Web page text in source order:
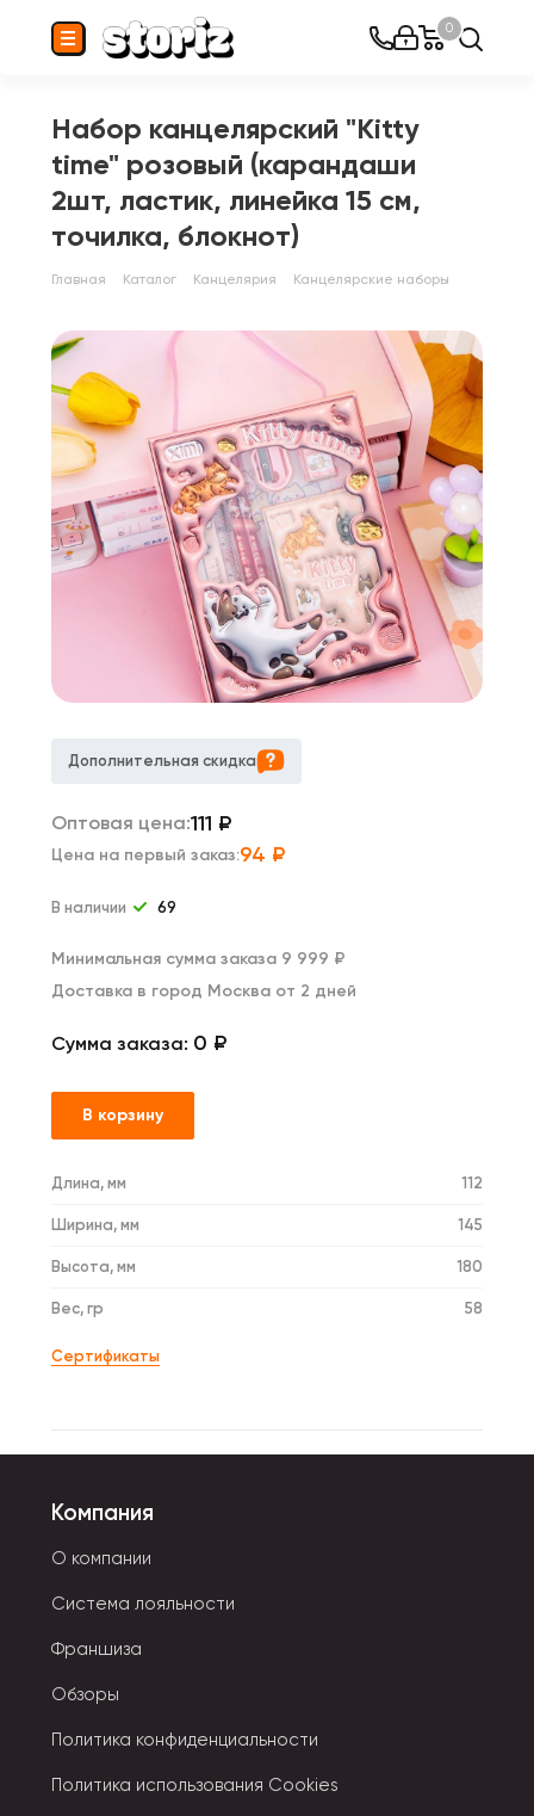
0
Набор канцелярский "Kitty
time" розовый (карандаши
2шт, ластик, линейка 15 см,
точилка, блокнот)
Главная Каталог Канцелярия Канцелярские наборы
Дополнительная скидка
Оптовая цена:111 ₽
Цена на первый заказ:94 ₽
В наличии 69
Минимальная сумма заказа 9 999 ₽
Доставка в город Москва от 2 дней
Сумма заказа: 0 ₽
В корзину
Длина, мм 112
Ширина, мм 145
Высота, мм 180
Вес, гр 58
Сертификаты
Компания
О компании
Система лояльности
Франшиза
Обзоры
Политика конфиденциальности
Политика использования Cookies